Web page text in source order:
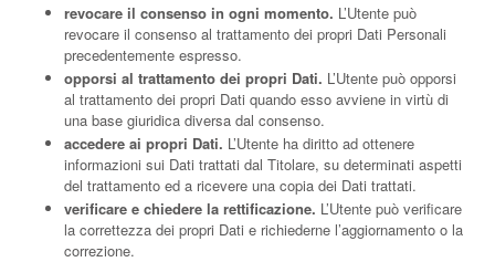
revocare il consenso in ogni momento. L’Utente può
revocare il consenso al trattamento dei propri Dati Personali
precedentemente espresso.
opporsi al trattamento dei propri Dati. L’Utente può opporsi
al trattamento dei propri Dati quando esso avviene in virtù di
una base giuridica diversa dal consenso.
accedere ai propri Dati. L’Utente ha diritto ad ottenere
informazioni sui Dati trattati dal Titolare, su determinati aspetti
del trattamento ed a ricevere una copia dei Dati trattati.
verificare e chiedere la rettificazione. L’Utente può verificare
la correttezza dei propri Dati e richiederne l’aggiornamento o la
correzione.